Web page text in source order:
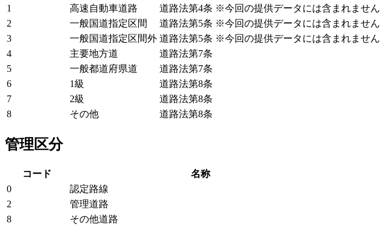
1
高速自動車道路
道路法第4条 ※今回の提供データには含まれません
2
一般国道指定区間
道路法第5条 ※今回の提供データには含まれません
3
一般国道指定区間外 道路法第5条 ※今回の提供データには含まれません
4
主要地方道
道路法第7条
5
一般都道府県道
道路法第7条
6
1級
道路法第8条
7
2級
道路法第8条
8
その他 道路法第8条
管理区分
コード
名称
0
認定路線
2
管理道路
8
その他道路